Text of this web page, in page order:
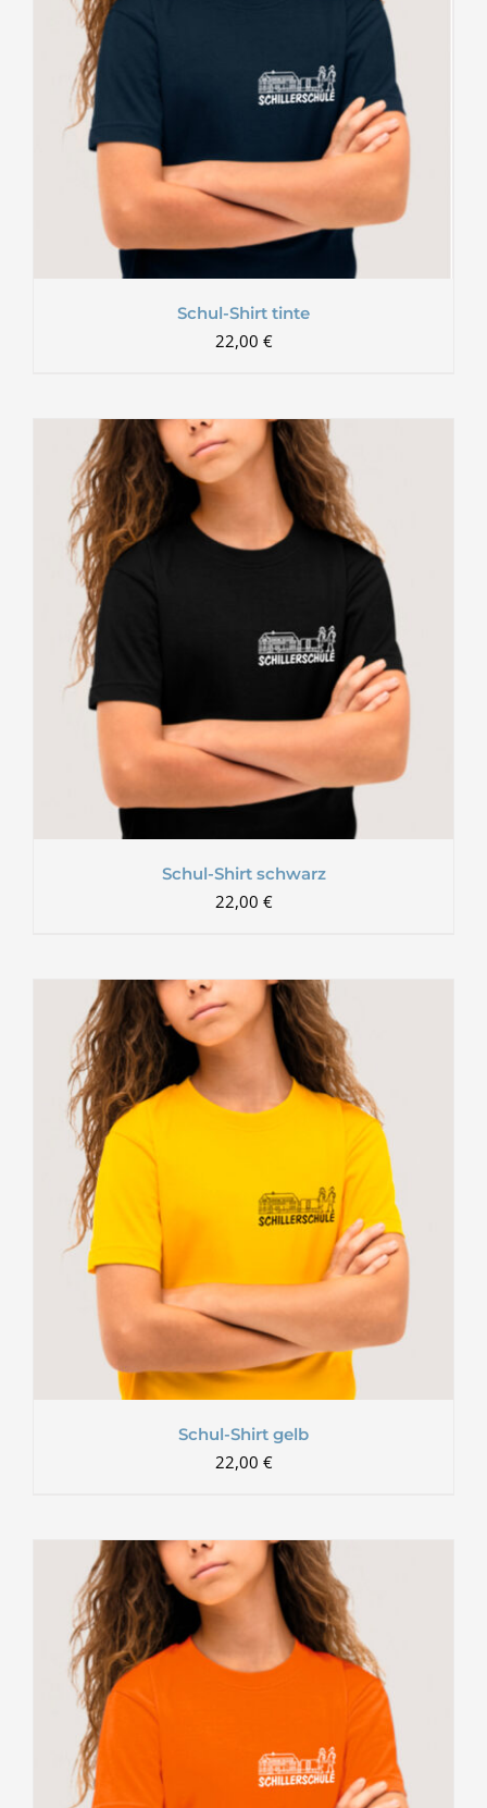
Schul-Shirt tinte
22,00 €
Schul-Shirt schwarz
22,00 €
Schul-Shirt gelb
22,00 €